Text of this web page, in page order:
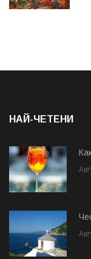
НАЙ-ЧЕТЕНИ